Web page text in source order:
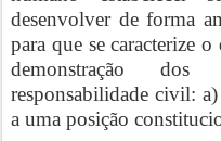
desenvolver de forma
para que se caracterize
demonstração dos
responsabilidade civil:
a uma posição